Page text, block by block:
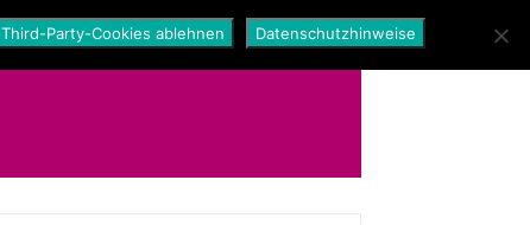
Third-Party-Cookies ablehnen Datenschutzhinweise